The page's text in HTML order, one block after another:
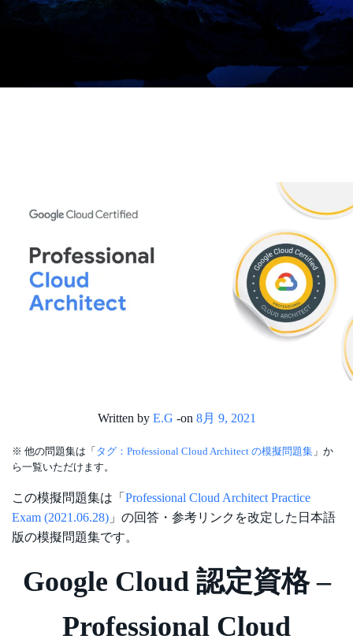
Written by E.G -on 8月 9, 2021
※ 他の問題集は「 タグ：Professional Cloud Architect の模擬問題集 」か
ら一覧いただけます。
この模擬問題集は「 Professional Cloud Architect Practice
Exam (2021.06.28) 」の回答・参考リンクを改定した日本語
版の模擬問題集です。
Google Cloud 認定資格 –
Professional Cloud